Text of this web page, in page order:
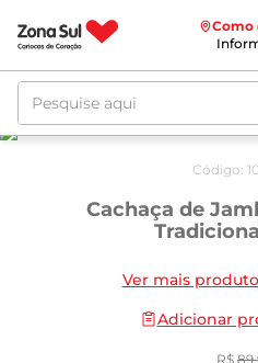
Como
Pesquise aqui
Código:
Cachaça de
Ver mais
Adicionar
R$ 89,